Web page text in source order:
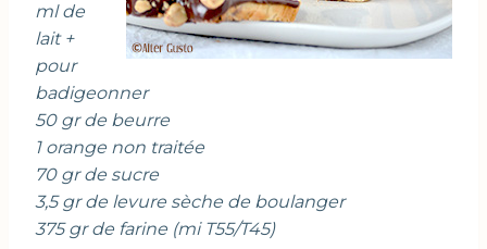
ml de
lait +
pour
badigeonner
50 gr de beurre
1 orange non traitée
70 gr de sucre
3,5 gr de levure sèche de boulanger
375 gr de farine (mi T55/T45)